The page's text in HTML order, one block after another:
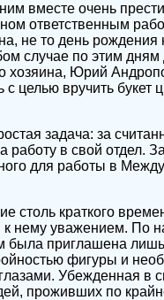
вместе очень
ответственным
не то день рождения
случае по этим
хозяина, Юрий
вручить букет
задача: за
работу в свой отдел.
для работы в
столь краткого
к нему уважением. По
приглашена лишь
фигуры и
Убежденная в
проживших по